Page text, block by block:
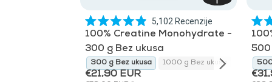
Ocijenjeno
s
4.9
od
5
zvjezdica
5,102Recenzije
100% Creatine Monohydrate -
300 g Bez ukusa
300 g Bez ukusa 1000 g Bez ukusa 500 g
€21,90 EUR
500
300 g yuzu 300 g Sangria lychee